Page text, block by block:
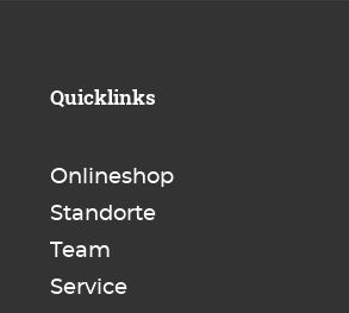
Quicklinks
Onlineshop
Standorte
Team
Service